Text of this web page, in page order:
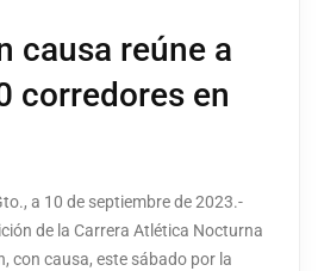
causa reúne a
corredores en
a 10 de septiembre de 2023.-
de la Carrera Atlética Nocturna
con causa, este sábado por la